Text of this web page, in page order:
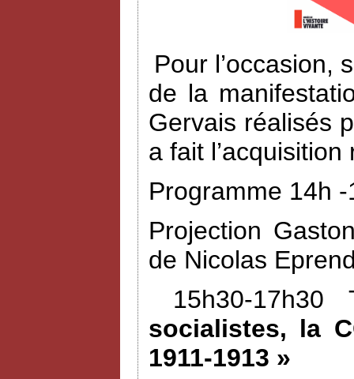
Pour l’occasion,
de la
Gervais réalisés
a fait
Programme 14h
Projection
de Nicolas
15h30-
socialistes, la
1911-1913 »